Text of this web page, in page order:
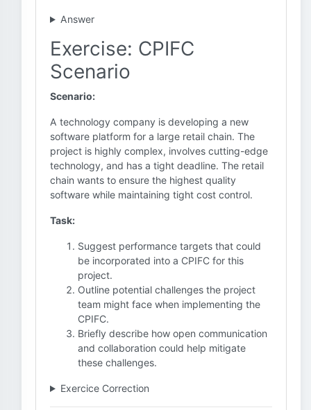
Answer
Exercise: CPIFC
Scenario
Scenario:
A technology company is developing a new
software platform for a large retail chain. The
project is highly complex, involves cutting-edge
technology, and has a tight deadline. The retail
chain wants to ensure the highest quality
software while maintaining tight cost control.
Task:
Suggest performance targets that could
be incorporated into a CPIFC for this
project.
Outline potential challenges the project
team might face when implementing the
CPIFC.
Briefly describe how open communication
and collaboration could help mitigate
these challenges.
Exercice Correction